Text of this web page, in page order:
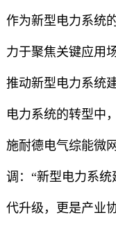
作为新型电力系统
力于聚焦关键应用
推动新型电力系统
电力系统的转型中
施耐德电气综能微
调：“新型电力系
代升级，更是产业